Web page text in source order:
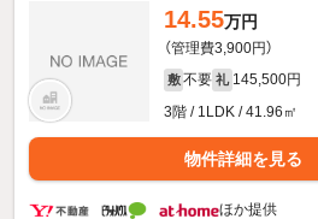
14.55万円
（管理費3,900円）
敷 不要 礼 145,500円
3階 / 1LDK / 41.96㎡
物件詳細を見る
ほか提供